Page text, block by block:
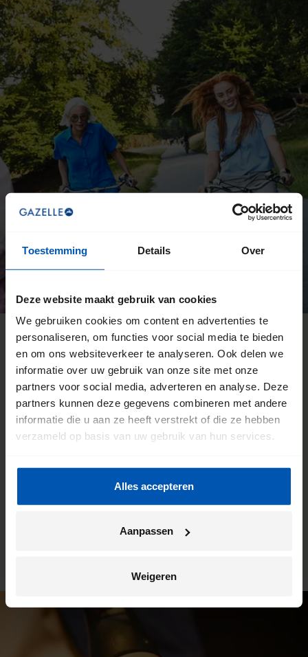
Toestemming Details Over
Deze website maakt gebruik van cookies
We gebruiken cookies om content en advertenties te
personaliseren, om functies voor social media te bieden
en om ons websiteverkeer te analyseren. Ook delen we
informatie over uw gebruik van onze site met onze
partners voor social media, adverteren en analyse. Deze
partners kunnen deze gegevens combineren met andere
informatie die u aan ze heeft verstrekt of die ze hebben
verzameld op basis van uw gebruik van hun services.
Alles accepteren
Aanpassen
Weigeren
De voordelen van een Gazelle
fietsenwinkel
Daarom werken we intensief samen met onze fietsenwinkels.
tijd toe aan een onderhoudsbeurt? Ook dan kun je weer bij